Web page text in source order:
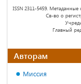
ISSN 2311-5459.
Св-во о
Главный
Авторам
Миссия